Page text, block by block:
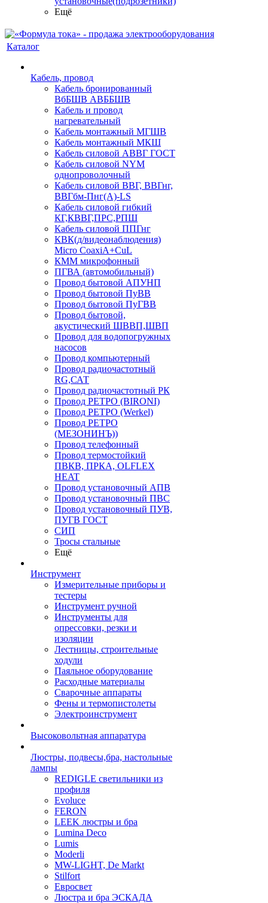
Ещё
Каталог
Кабель, провод
Кабель бронированный
ВбБШВ АВББШВ
Кабель и провод
нагревательный
Кабель монтажный МГШВ
Кабель монтажный МКШ
Кабель силовой АВВГ ГОСТ
Кабель силовой NYM
однопроволочный
Кабель силовой ВВГ, ВВГнг,
ВВГбм-Пнг(А)-LS
Кабель силовой гибкий
КГ,КВВГ,ПРС,РПШ
Кабель силовой ППГнг
КВК(д/видеонаблюдения)
Micro CoaxiA+CuL
КММ микрофонный
ПГВА (автомобильный)
Провод бытовой АПУНП
Провод бытовой ПуВВ
Провод бытовой ПуГВВ
Провод бытовой,
акустический ШВВП,ШВП
Провод для водопогружных
насосов
Провод компьютерный
Провод радиочастотный
RG,САТ
Провод радиочастотный РК
Провод РЕТРО (BIRONI)
Провод РЕТРО (Werkel)
Провод РЕТРО
(МЕЗОНИНЪ))
Провод телефонный
Провод термостойкий
ПВКВ, ПРКА, OLFLEX
HEAT
Провод установочный АПВ
Провод установочный ПВС
Провод установочный ПУВ,
ПУГВ ГОСТ
СИП
Тросы стальные
Ещё
Инструмент
Измерительные приборы и
тестеры
Инструмент ручной
Инструменты для
опрессовки, резки и
изоляции
Лестницы, строительные
ходули
Паяльное оборудование
Расходные материалы
Сварочные аппараты
Фены и термопистолеты
Электроинструмент
Высоковольтная аппаратура
Люстры, подвесы,бра, настольные
лампы
REDIGLE светильники из
профиля
Evoluce
FERON
LEEK люстры и бра
Lumina Deco
Lumis
Moderli
MW-LIGHT, De Markt
Stilfort
Евросвет
Люстра и бра ЭСКАДА